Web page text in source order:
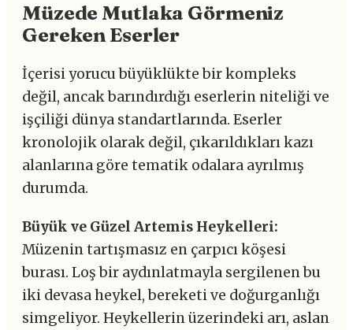
Müzede Mutlaka Görmeniz
Gereken Eserler
İçerisi yorucu büyüklükte bir kompleks
değil, ancak barındırdığı eserlerin niteliği ve
işçiliği dünya standartlarında. Eserler
kronolojik olarak değil, çıkarıldıkları kazı
alanlarına göre tematik odalara ayrılmış
durumda.
Büyük ve Güzel Artemis Heykelleri:
Müzenin tartışmasız en çarpıcı köşesi
burası. Loş bir aydınlatmayla sergilenen bu
iki devasa heykel, bereketi ve doğurganlığı
simgeliyor. Heykellerin üzerindeki arı, aslan